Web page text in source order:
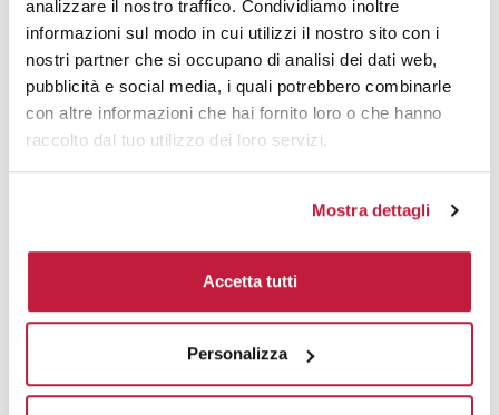
analizzare il nostro traffico. Condividiamo inoltre
informazioni sul modo in cui utilizzi il nostro sito con i
nostri partner che si occupano di analisi dei dati web,
pubblicità e social media, i quali potrebbero combinarle
con altre informazioni che hai fornito loro o che hanno
raccolto dal tuo utilizzo dei loro servizi.
Mostra dettagli
Accetta tutti
Personalizza
Domande e risposte
Prodotti alternativi